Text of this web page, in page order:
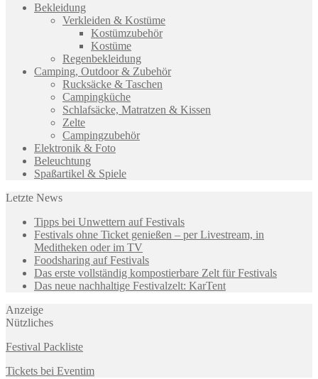
Bekleidung
Verkleiden & Kostüme
Kostümzubehör
Kostüme
Regenbekleidung
Camping, Outdoor & Zubehör
Rucksäcke & Taschen
Campingküche
Schlafsäcke, Matratzen & Kissen
Zelte
Campingzubehör
Elektronik & Foto
Beleuchtung
Spaßartikel & Spiele
Letzte News
Tipps bei Unwettern auf Festivals
Festivals ohne Ticket genießen – per Livestream, in
Meditheken oder im TV
Foodsharing auf Festivals
Das erste vollständig kompostierbare Zelt für Festivals
Das neue nachhaltige Festivalzelt: KarTent
Anzeige
Nützliches
Festival Packliste
Tickets bei Eventim